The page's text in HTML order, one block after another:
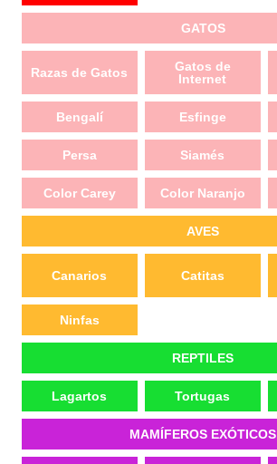
GATOS
Razas de Gatos
Gatos de
Internet
Bengalí Esfinge
Persa Siamés
Color Carey Color Naranjo
AVES
Canarios Catitas
Ninfas
REPTILES
Lagartos Tortugas
MAMÍFEROS EXÓTICOS